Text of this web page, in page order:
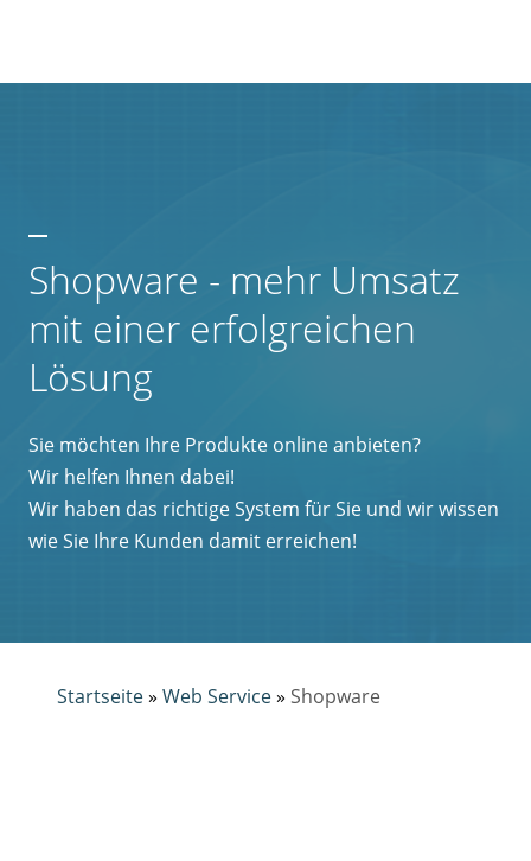
Shopware - mehr Umsatz
mit einer erfolgreichen
Lösung
Sie möchten Ihre Produkte online anbieten?
Wir helfen Ihnen dabei!
Wir haben das richtige System für Sie und wir wissen
wie Sie Ihre Kunden damit erreichen!
Startseite» Web Service» Shopware